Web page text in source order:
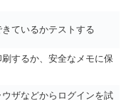
ているかテストする
刷するか、安全なメモに保
ウザなどからログインを試